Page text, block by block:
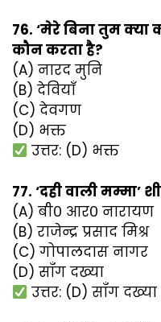
76. ‘मेरे बिना तुम क्या
कौन करता है?
(A) नारद मुनि
(B) देवियाँ
(C) देवगण
(D) भक्त
उत्तर: (D) भक्त
77. ‘दही वाली मम्मा’
(A) बी० आर० नारायण
(B) राजेन्द्र प्रसाद मिश्र
(C) गोपालदास नागर
(D) सॉंग दख्या
उत्तर: (D) सॉंग दख्या